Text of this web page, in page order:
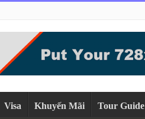
Visa Khuyến Mãi Tour Guide